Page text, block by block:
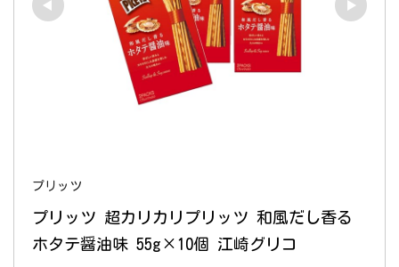
プリッツ
プリッツ 超カリカリプリッツ 和風だし香る
ホタテ醤油味 55g×10個 江崎グリコ